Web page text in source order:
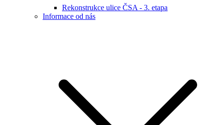
Rekonstrukce ulice ČSA - 3. etapa
Informace od nás